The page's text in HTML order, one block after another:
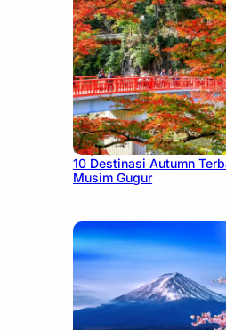
July 9, 2026
10 Destinasi Autumn
Musim Gugur